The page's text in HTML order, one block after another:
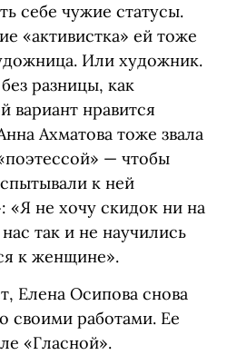
себе чужие статусы.
«активистка» ей тоже
Или художник.
разницы, как
вариант нравится
Ахматова тоже звала
— чтобы
к ней
«Я не хочу скидок ни на
так и не научились
к женщине».
Елена Осипова снова
своими работами. Ее
«Гласной».